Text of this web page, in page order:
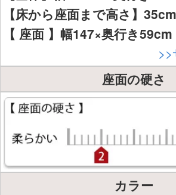
【床から座面まで高さ】35cm
【 座面 】幅147×奥行き59cm
座面の硬さ
カラー